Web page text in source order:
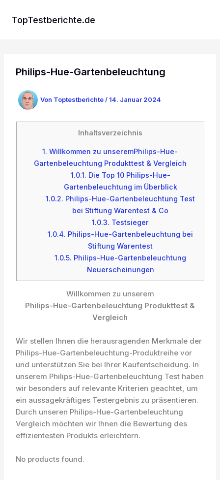
InhaltTopTestberichte.de
Philips-Hue-Gartenbeleuchtung
Von Toptestberichte /14. Januar 2024
Inhaltsverzeichnis
1. Willkommen zu unseremPhilips-Hue-
Gartenbeleuchtung Produkttest & Vergleich
1.0.1. Die Top 10 Philips-Hue-
Gartenbeleuchtung im Überblick
1.0.2. Philips-Hue-Gartenbeleuchtung Test
bei Stiftung Warentest & Co
1.0.3. Testsieger
1.0.4. Philips-Hue-Gartenbeleuchtung bei
Stiftung Warentest
1.0.5. Philips-Hue-Gartenbeleuchtung
Neuerscheinungen
Willkommen zu unserem
Philips-Hue-Gartenbeleuchtung Produkttest &
Vergleich
Wir stellen Ihnen die herausragenden Merkmale der
Philips-Hue-Gartenbeleuchtung-Produktreihe vor
und unterstützen Sie bei Ihrer Kaufentscheidung. In
unserem Philips-Hue-Gartenbeleuchtung Test haben
wir besonders auf relevante Kriterien geachtet, um
ein aussagekräftiges Testergebnis zu präsentieren.
Durch unseren Philips-Hue-Gartenbeleuchtung
Vergleich möchten wir Ihnen die Bewertung des
effizientesten Produkts erleichtern.
No products found.